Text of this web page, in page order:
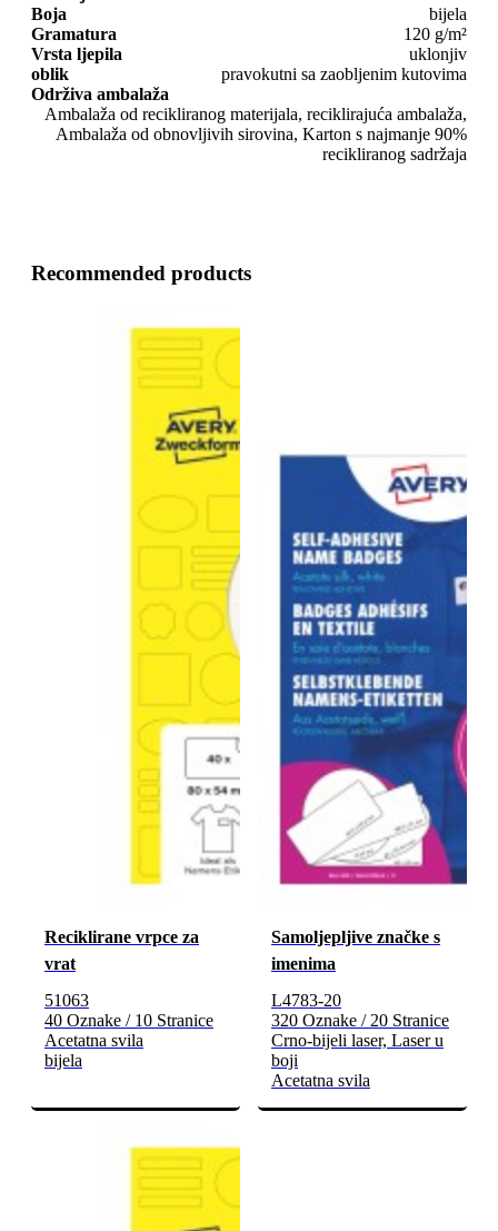
Boja
bijela
Gramatura
120 g/m²
Vrsta ljepila
uklonjiv
oblik
pravokutni sa zaobljenim kutovima
Održiva ambalaža
Ambalaža od recikliranog materijala, reciklirajuća ambalaža,
Ambalaža od obnovljivih sirovina, Karton s najmanje 90%
recikliranog sadržaja
Recommended products
Reciklirane vrpce za
vrat
51063
40 Oznake / 10 Stranice
Acetatna svila
bijela
Samoljepljive značke s
imenima
L4783-20
320 Oznake / 20 Stranice
Crno-bijeli laser, Laser u
boji
Acetatna svila